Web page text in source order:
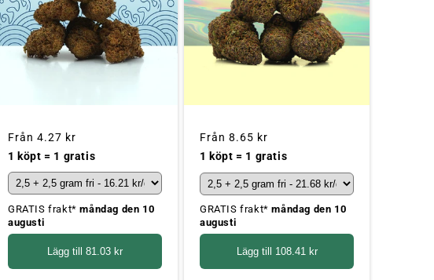
Ordinarie
pris
Från 4.27 kr
1 köpt = 1 gratis
GRATIS frakt*måndag den 10
augusti
Lägg till 81.03 kr
Ordinarie
pris
Från 8.65 kr
1 köpt = 1 gratis
GRATIS frakt*måndag den 10
augusti
Lägg till 108.41 kr